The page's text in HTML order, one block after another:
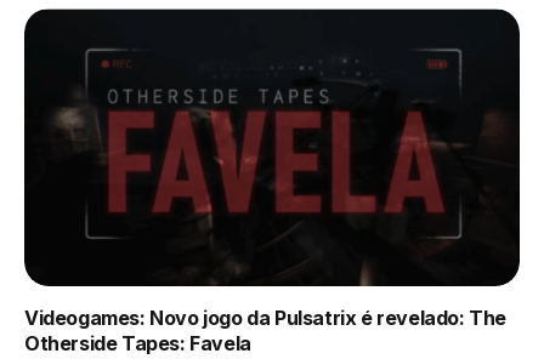
Videogames: Novo jogo da Pulsatrix é revelado: The
Otherside Tapes: Favela